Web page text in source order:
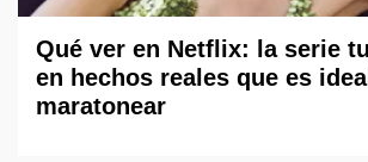
Qué ver en Netflix: la serie
en hechos reales que es
maratonear